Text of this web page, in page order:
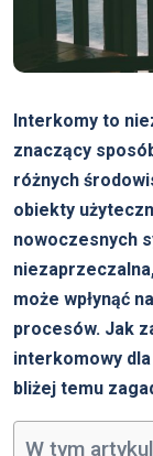
Interkomy to
znaczący
różnych
obiekty
nowoczesnych
może wpłynąć
procesów. Jak
interkomowy
bliżej temu
W tym